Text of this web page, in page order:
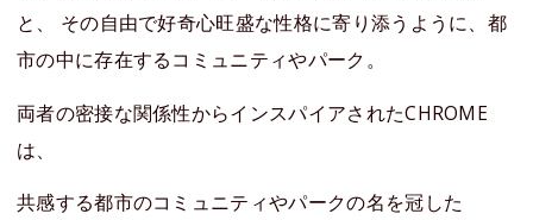
と、 その自由で好奇心旺盛な性格に寄り添うように、都
市の中に存在するコミュニティやパーク。
両者の密接な関係性からインスパイアされたCHROME
は、
共感する都市のコミュニティやパークの名を冠した